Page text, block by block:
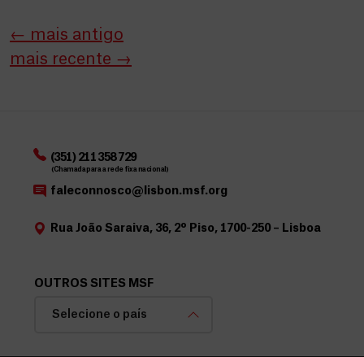
← mais antigo
mais recente →
(351) 211 358 729
(Chamada para a rede fixa nacional)
faleconnosco@lisbon.msf.org
Rua João Saraiva, 36, 2º Piso, 1700-250 – Lisboa
OUTROS SITES MSF
Selecione o país